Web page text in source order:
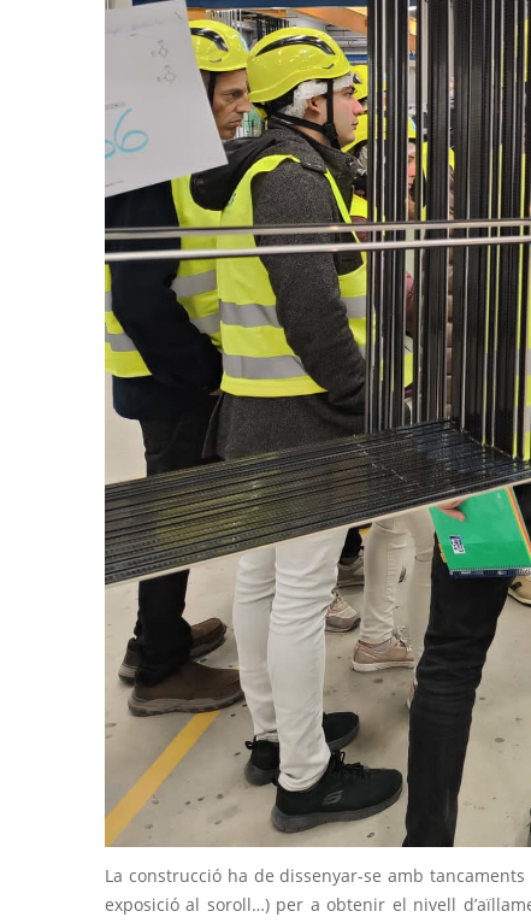
La construcció ha de dissenyar-se amb
exposició al soroll…) per a obtenir el nivell